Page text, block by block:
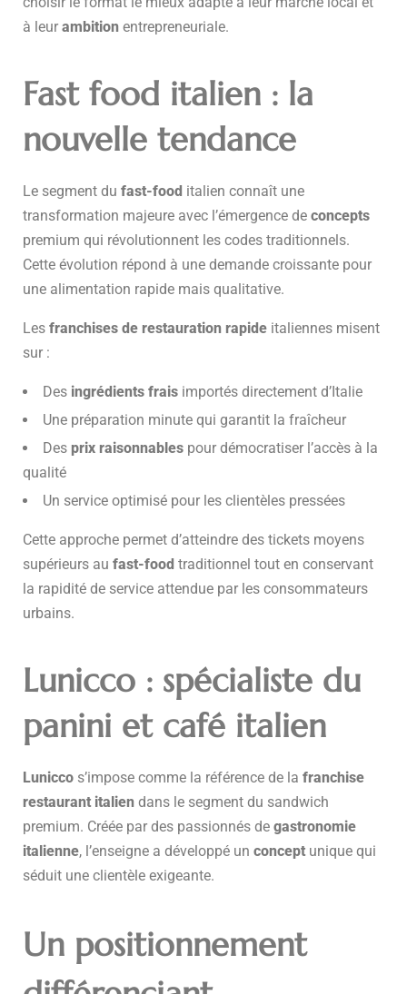
à leur ambition entrepreneuriale.
Fast food italien : la
nouvelle tendance
Le segment du fast-food italien connaît une
transformation majeure avec l’émergence de concepts
premium qui révolutionnent les codes traditionnels.
Cette évolution répond à une demande croissante pour
une alimentation rapide mais qualitative.
Les franchises de restauration rapide italiennes misent
sur :
Des ingrédients frais importés directement d’Italie
Une préparation minute qui garantit la fraîcheur
Des prix raisonnables pour démocratiser l’accès à la
qualité
Un service optimisé pour les clientèles pressées
Cette approche permet d’atteindre des tickets moyens
supérieurs au fast-food traditionnel tout en conservant
la rapidité de service attendue par les consommateurs
urbains.
Lunicco : spécialiste du
panini et café italien
Lunicco s’impose comme la référence de la franchise
restaurant italien dans le segment du sandwich
premium. Créée par des passionnés de gastronomie
italienne, l’enseigne a développé un conceptunique qui
séduit une clientèle exigeante.
Un positionnement